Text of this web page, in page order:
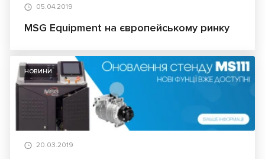
05.04.2019
MSG Equipment на європейському ринку
НОВИНИ
20.03.2019